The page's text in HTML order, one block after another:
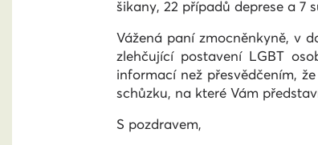
šikany, 22 případů deprese a 7
Vážená paní zmocněnkyně, v
zlehčující postavení LGBT
informací než přesvědčením,
schůzku, na které Vám
S pozdravem,